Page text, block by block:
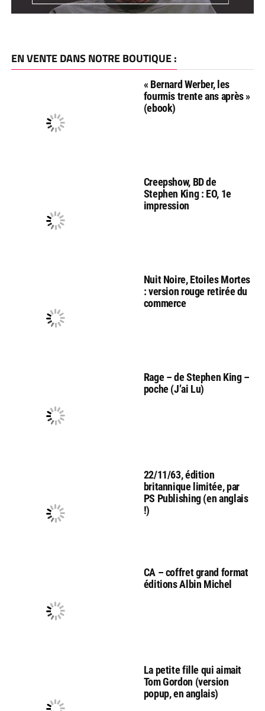
EN VENTE DANS NOTRE BOUTIQUE :
« Bernard Werber, les
fourmis trente ans après »
(ebook)
Creepshow, BD de
Stephen King : EO, 1e
impression
Nuit Noire, Etoiles Mortes
: version rouge retirée du
commerce
Rage – de Stephen King –
poche (J’ai Lu)
22/11/63, édition
britannique limitée, par
PS Publishing (en anglais
!)
CA – coffret grand format
éditions Albin Michel
La petite fille qui aimait
Tom Gordon (version
popup, en anglais)